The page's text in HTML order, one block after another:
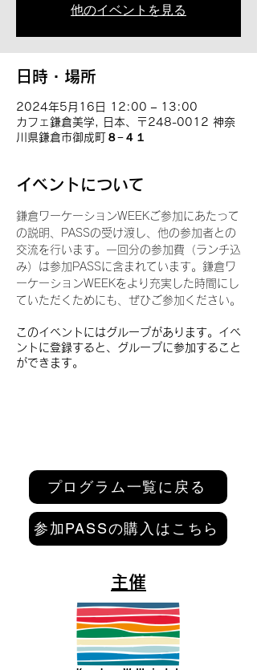
他のイベントを見る
日時・場所
2024年5月16日 12:00 – 13:00
カフェ鎌倉美学, 日本、〒248-0012 神奈
川県鎌倉市御成町８−４１
イベントについて
鎌倉ワーケーションWEEKご参加にあたって
の説明、PASSの受け渡し、他の参加者との
交流を行います。一回分の参加費（ランチ込
み）は参加PASSに含まれています。鎌倉ワ
ーケーションWEEKをより充実した時間にし
ていただくためにも、ぜひご参加ください。
このイベントにはグループがあります。イベ
ントに登録すると、グループに参加すること
ができます。
プログラム一覧に戻る
参加PASSの購入はこちら
主催